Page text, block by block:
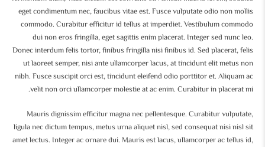
eget condimentum nec, faucibus vitae est. Fusce vulputate odio non mollis
commodo. Curabitur efficitur id tellus at imperdiet. Vestibulum commodo
dui non eros fringilla, eget sagittis enim placerat. Integer sed nunc leo.
Donec interdum felis tortor, finibus fringilla nisi finibus id. Sed placerat, felis
ut laoreet semper, nisi ante ullamcorper lacus, at tincidunt elit metus non
nibh. Fusce suscipit orci est, tincidunt eleifend odio porttitor et. Aliquam ac
velit non orci ullamcorper molestie at ac enim. Curabitur in placerat mi.
Mauris dignissim efficitur magna nec pellentesque. Curabitur vulputate,
ligula nec dictum tempus, metus urna aliquet nisl, sed consequat nisi nisl sit
amet lectus. Integer ac ornare dui. Mauris est lacus, ullamcorper ac tellus id,